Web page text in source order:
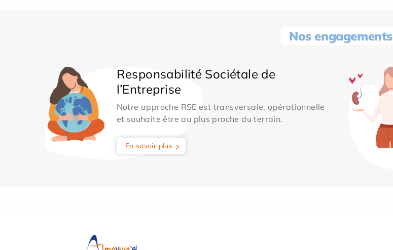
Nos engagements
Responsabilité Sociétale de
l’Entreprise
Notre approche RSE est transversale, opérationnelle
et souhaite être au plus proche du terrain.
En savoir plus